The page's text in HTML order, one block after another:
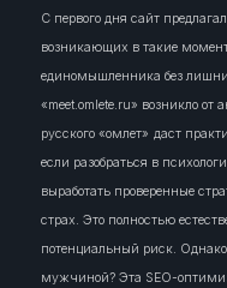
С первого дня сайт
возникающих в такие
единомышленника без
«meet.omlete.ru» возникло от
русского «омлет» даст
если разобраться в
выработать проверенные
страх. Это полностью
потенциальный риск. Однако
мужчиной? Эта SEO-